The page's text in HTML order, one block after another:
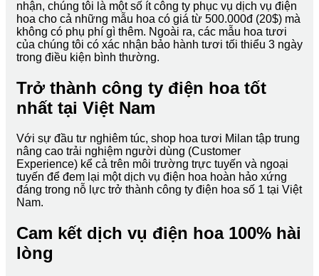
nhận, chúng tôi là một số ít công ty phục vụ dịch vụ điện
hoa cho cả những mẫu hoa có giá từ 500.000đ (20$) mà
không có phụ phí gì thêm. Ngoài ra, các mẫu hoa tươi
của chúng tôi có xác nhận bảo hành tươi tối thiểu 3 ngày
trong điều kiện bình thường.
Trở thành công ty điện hoa tốt
nhất tại Việt Nam
Với sự đầu tư nghiêm túc, shop hoa tươi Milan tập trung
nâng cao trải nghiệm người dùng (Customer
Experience) kể cả trên môi trường trực tuyến và ngoại
tuyến để đem lại một dịch vụ điện hoa hoàn hảo xứng
đáng trong nỗ lực trở thành công ty điện hoa số 1 tại Việt
Nam.
Cam kết dịch vụ điện hoa 100% hài
lòng